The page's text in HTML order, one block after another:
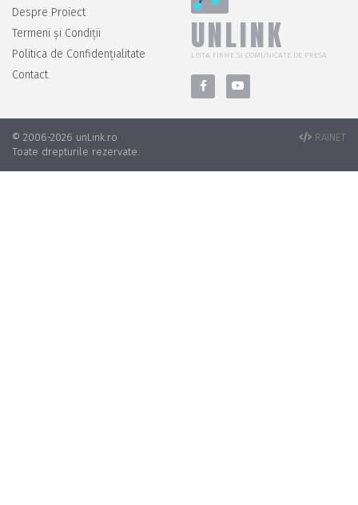
Despre Proiect
Termeni și Condiții
Politica de Confidențialitate
Contact
UNLINK
LISTA FIRME SI COMUNICATE DE PRESA
© 2006-2026 unLink.ro
Toate drepturile rezervate.
RAINET